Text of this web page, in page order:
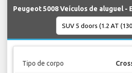
Peugeot 5008 Veículos de aluguel -
Tipo de corpo